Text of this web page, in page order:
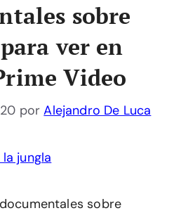
sobre
ver en
Video
porAlejandro De Luca
sobre